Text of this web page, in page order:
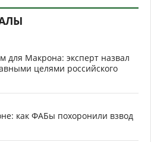
для Макрона: эксперт назвал
целями российского
как ФАБы похоронили взвод